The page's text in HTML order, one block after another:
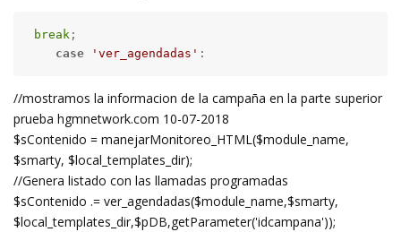
break ;
case
'ver_agendadas' :
//mostramos la informacion de la campaña en la parte superior
prueba hgmnetwork.com 10-07-2018
$sContenido = manejarMonitoreo_HTML($module_name,
$smarty, $local_templates_dir);
//Genera listado con las llamadas programadas
$sContenido .= ver_agendadas($module_name,$smarty,
$local_templates_dir,$pDB,getParameter('idcampana'));